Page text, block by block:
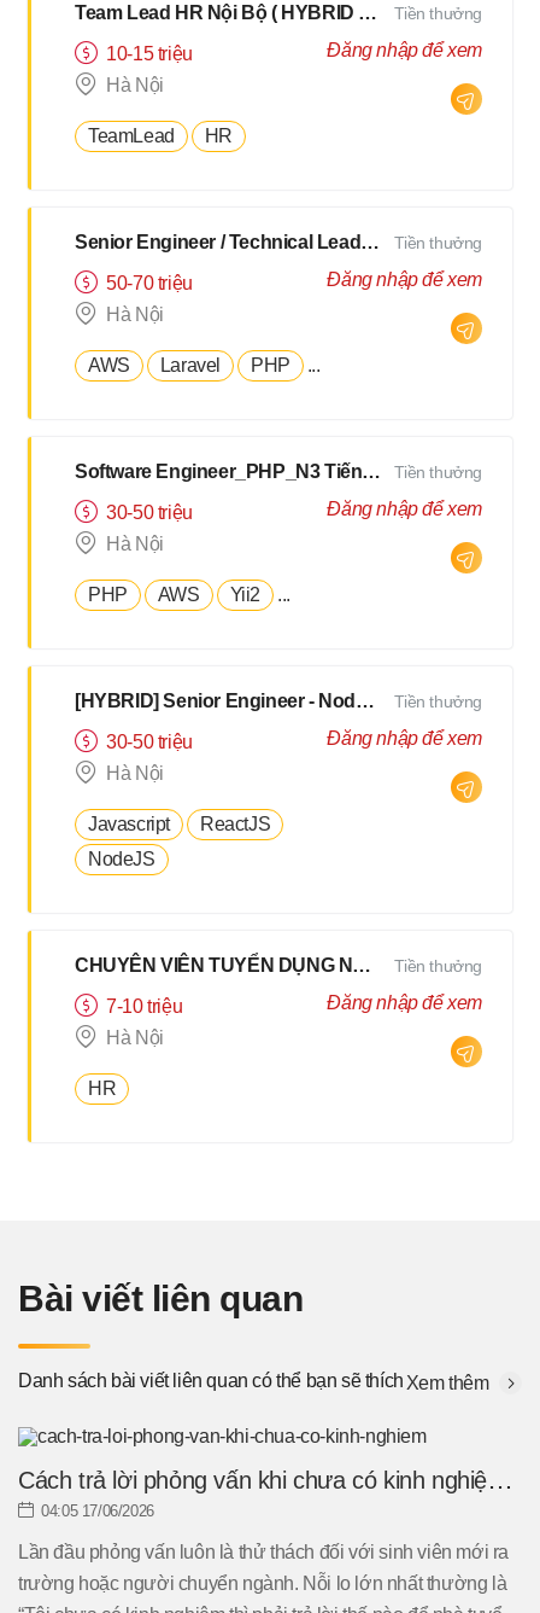
Team Lead HR Nội Bộ ( HYBRID 2Buổi/Tuần )
10-15 triệu
Hà Nội
TeamLead HR
Tiền thưởng
Đăng nhập để xem
Senior Engineer / Technical Leader - N2 Tiếng Nhật - Lương upto $3000
50-70 triệu
Hà Nội
AWS Laravel PHP ...
Tiền thưởng
Đăng nhập để xem
Software Engineer_PHP_N3 Tiếng Nhật [Salary up to $2500]
30-50 triệu
Hà Nội
PHP AWS Yii2 ...
Tiền thưởng
Đăng nhập để xem
[HYBRID] Senior Engineer - NodeJS, TypeScript - N3 Tiếng Nhật [ Hà Nội/Đà Nẵng]
30-50 triệu
Hà Nội
Javascript
ReactJS
NodeJS
Tiền thưởng
Đăng nhập để xem
CHUYÊN VIÊN TUYỂN DỤNG NỘI BỘ HYBRID 2Buổi/Tuần
7-10 triệu
Hà Nội
HR
Tiền thưởng
Đăng nhập để xem
Bài viết liên quan
Danh sách bài viết liên quan có thể bạn sẽ thích Xem thêm
Cách trả lời phỏng vấn khi chưa có kinh nghiệm
hiệu quả
04:05 17/06/2026
Lần đầu phỏng vấn luôn là thử thách đối với sinh viên mới ra
trường hoặc người chuyển ngành. Nỗi lo lớn nhất thường là